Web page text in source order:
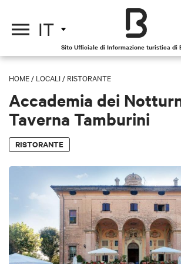
IT
Sito Ufficiale di Informazione turistica di
HOME / LOCALI / RISTORANTE
Accademia dei
Taverna Tamburini
RISTORANTE